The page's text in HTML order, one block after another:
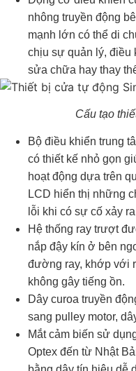
nhông truyền động
mạnh lớn có thể di
chịu sự quản lý, điều
sửa chữa hay thay
Cấu tạo
Bộ điều khiển trung
có thiết kế nhỏ gọn
hoạt động dựa trên
LCD hiển thị những
lỗi khi có sự cố xảy
Hệ thống ray trượt
nắp đậy kín ở bên
đường ray, khớp với
không gây tiếng ồn.
Dây curoa truyền
sang pulley motor,
Mắt cảm biến sử
Optex đến từ Nhật